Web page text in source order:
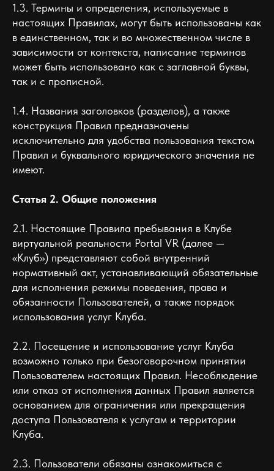
1.3. Термины и определения, используемые в
настоящих Правилах, могут быть использованы как
в единственном, так и во множественном числе в
зависимости от контекста, написание терминов
может быть использовано как с заглавной буквы,
так и с прописной.
1.4. Названия заголовков (разделов), а также
конструкция Правил предназначены
исключительно для удобства пользования текстом
Правил и буквального юридического значения не
имеют.
Статья 2. Общие положения
2.1. Настоящие Правила пребывания в Клубе
виртуальной реальности Portal VR (далее —
«Клуб») представляют собой внутренний
нормативный акт, устанавливающий обязательные
для исполнения режимы поведения, права и
обязанности Пользователей, а также порядок
использования услуг Клуба.
2.2. Посещение и использование услуг Клуба
возможно только при безоговорочном принятии
Пользователем настоящих Правил. Несоблюдение
или отказ от исполнения данных Правил является
основанием для ограничения или прекращения
доступа Пользователя к услугам и территории
Клуба.
2.3. Пользователи обязаны ознакомиться с